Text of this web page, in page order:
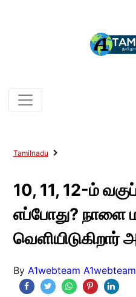
Tamilnadu
10, 11, 12-ம்
எப்போது? நாளை
By A1webteam A1webteam